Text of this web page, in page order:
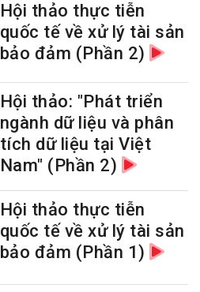
Hội thảo thực tiễn
quốc tế về xử lý tài sản
bảo đảm (Phần 2)
Hội thảo: "Phát triển
ngành dữ liệu và phân
tích dữ liệu tại Việt
Nam" (Phần 2)
Hội thảo thực tiễn
quốc tế về xử lý tài sản
bảo đảm (Phần 1)